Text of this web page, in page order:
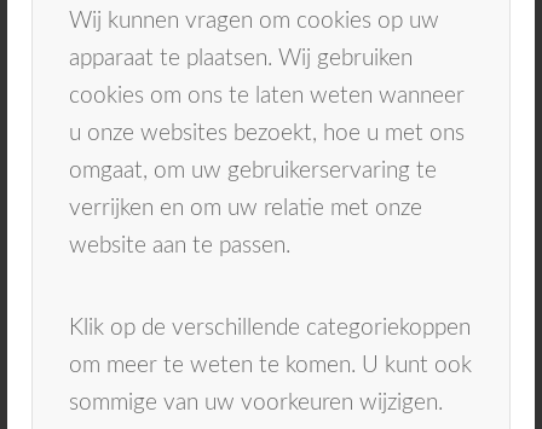
Wij kunnen vragen om cookies op uw
apparaat te plaatsen. Wij gebruiken
cookies om ons te laten weten wanneer
u onze websites bezoekt, hoe u met ons
omgaat, om uw gebruikerservaring te
verrijken en om uw relatie met onze
website aan te passen.
Klik op de verschillende categoriekoppen
om meer te weten te komen. U kunt ook
sommige van uw voorkeuren wijzigen.
Kronen en bruggen